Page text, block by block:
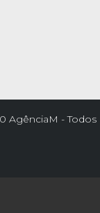
AgênciaM - Todos